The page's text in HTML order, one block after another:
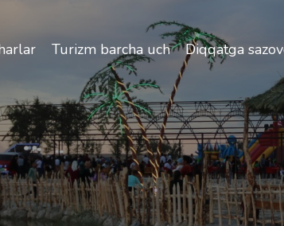
va O'zbekiston bo'ylab
Turizm barcha uchunDiqqatga